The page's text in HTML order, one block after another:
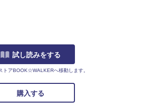
試し読みをする
トアBOOK☆WALKERへ移動します。
購入する